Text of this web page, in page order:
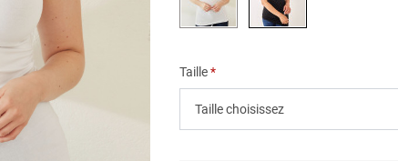
Taille
Taille choisissez